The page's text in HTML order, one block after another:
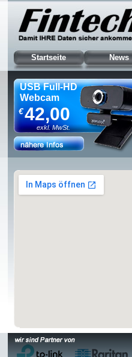
Startseite News
USB Full-HD
Webcam
42,00
€
exkl. MwSt.